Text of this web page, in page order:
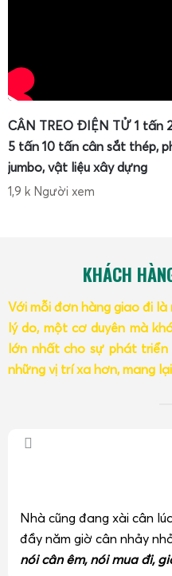
CÂN TREO ĐIỆN TỬ 1 tấn
5 tấn 10 tấn cân sắt thép,
jumbo, vật liệu xây dựng
1,9 k Người xem
KHÁCH
Với mỗi đơn hàng giao đi
lý do, một cơ duyên mà
lớn nhất cho sự phát triển
những vị trí xa hơn, mang
Nhà cũng đang xài cân
đầy năm giờ cân nhảy
nói cân êm, nói mua đi,